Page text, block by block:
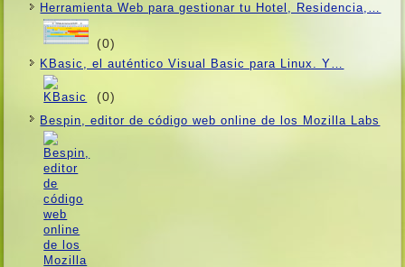
Herramienta Web para gestionar tu Hotel, Residencia,…
(0)
KBasic, el auténtico Visual Basic para Linux. Y…
(0)
Bespin, editor de código web online de los Mozilla Labs